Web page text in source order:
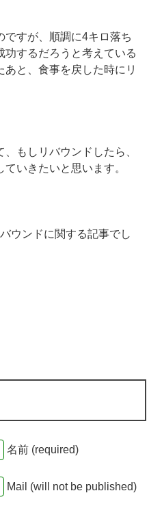
ですが、順調に4キロ落ち
功するだろうと考えている
と、食事を戻した時にリ
もしリバウンドしたら、
いきたいと思います。
ウンドに関する記事でし
名前 (required)
Mail (will not be published)